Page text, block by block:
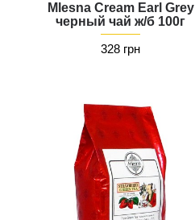
Mlesna Cream Earl Grey
черный чай ж/б 100г
328 грн